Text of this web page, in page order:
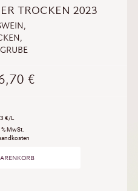
TROCKEN 2023
,
,
€
€/L
MwSt.